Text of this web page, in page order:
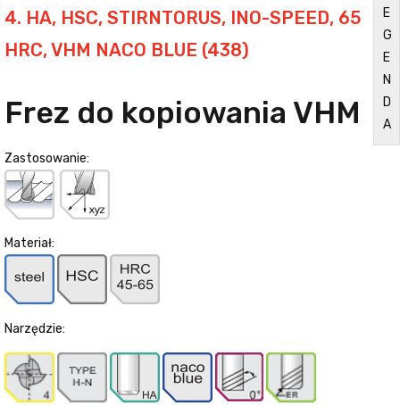
4. HA, HSC, STIRNTORUS, INO-SPEED, 65
HRC, VHM NACO BLUE (438)
Frez do kopiowania VHM
Zastosowanie:
Materiał:
Narzędzie:
E
G
E
N
D
A